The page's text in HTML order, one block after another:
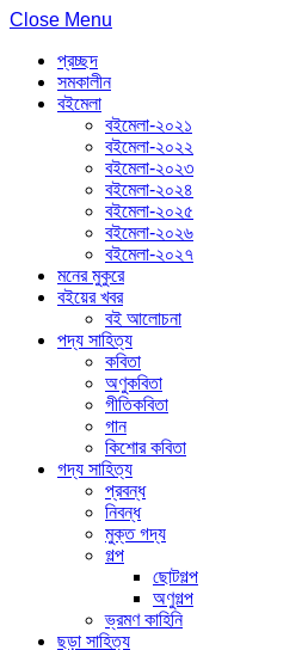
Close Menu
প্রচ্ছদ
সমকালীন
বইমেলা
বইমেলা-২০২১
বইমেলা-২০২২
বইমেলা-২০২৩
বইমেলা-২০২৪
বইমেলা-২০২৫
বইমেলা-২০২৬
বইমেলা-২০২৭
মনের মুকুরে
বইয়ের খবর
বই আলোচনা
পদ্য সাহিত্য
কবিতা
অণুকবিতা
গীতিকবিতা
গান
কিশোর কবিতা
গদ্য সাহিত্য
প্রবন্ধ
নিবন্ধ
মুক্ত গদ্য
গল্প
ছোটগল্প
অণুগল্প
ভ্রমণ কাহিনি
ছড়া সাহিত্য